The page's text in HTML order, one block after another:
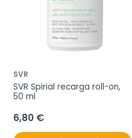
SVR
SVR Spirial recarga roll-on,
50 ml
6,80 €